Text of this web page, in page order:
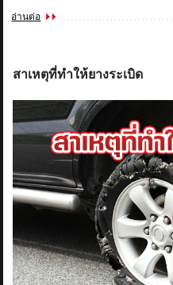
อ่านต่อ
สาเหตุที่ทำให้ยางระเบิด